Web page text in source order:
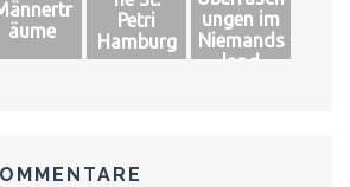
äume
Petri
Hamburg
ungen im
Niemands
land